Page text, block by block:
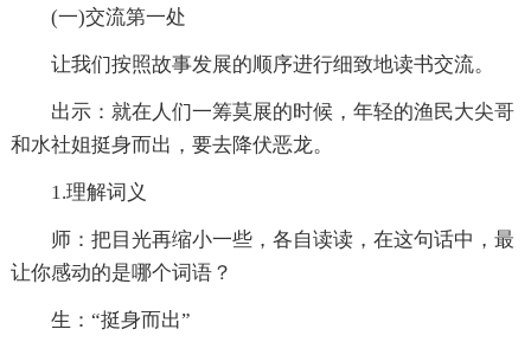
(一)交流第一处
让我们按照故事发展的顺序进行细致地读书交流。
出示：就在人们一筹莫展的时候，年轻的渔民大尖哥
和水社姐挺身而出，要去降伏恶龙。
1.理解词义
师：把目光再缩小一些，各自读读，在这句话中，最
让你感动的是哪个词语？
生：“挺身而出”